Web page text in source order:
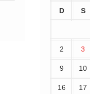
D S
2 3
9 10
16 17